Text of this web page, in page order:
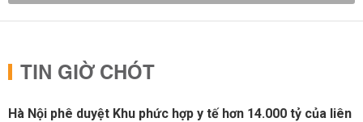
TIN GIỜ CHÓT
Hà Nội phê duyệt Khu phức hợp y tế hơn 14.000 tỷ của liên